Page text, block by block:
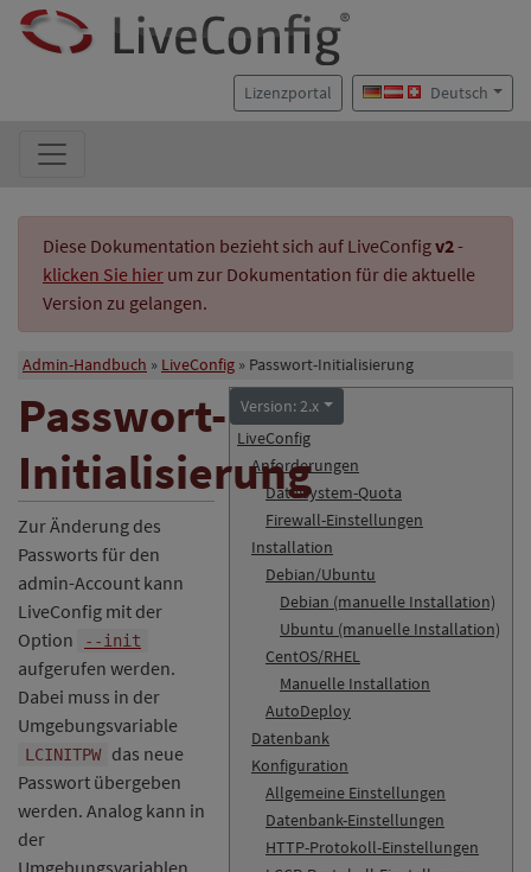
Lizenzportal Deutsch
Diese Dokumentation bezieht sich auf LiveConfigv2-
klicken Sie hier um zur Dokumentation für die aktuelle
Version zu gelangen.
Admin-Handbuch LiveConfig Passwort-Initialisierung
Version: 2.x
LiveConfig
Anforderungen
Dateisystem-Quota
Firewall-Einstellungen
Installation
Debian/Ubuntu
Debian (manuelle Installation)
Ubuntu (manuelle Installation)
CentOS/RHEL
Manuelle Installation
AutoDeploy
Datenbank
Konfiguration
Allgemeine Einstellungen
Datenbank-Einstellungen
HTTP-Protokoll-Einstellungen
Passwort-
Initialisierung
Zur Änderung des
Passworts für den
admin-Account kann
LiveConfig mit der
Option
--init
aufgerufen werden.
Dabei muss in der
Umgebungsvariable
LCINITPW
das neue
Passwort übergeben
werden. Analog kann in
der
Umgebungsvariablen